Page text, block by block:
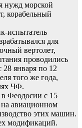
нужд морской
корабельный
испытатель
для
вертолет,
проводились
января по 12
того же года,
ЧФ.
Феодосии с 15
на авиационном
этих машин.
модификаций.